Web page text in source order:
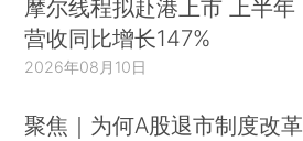
摩尔线程拟赴港上市 上半年
营收同比增长147%
2026年08月10日
聚焦｜为何A股退市制度改革